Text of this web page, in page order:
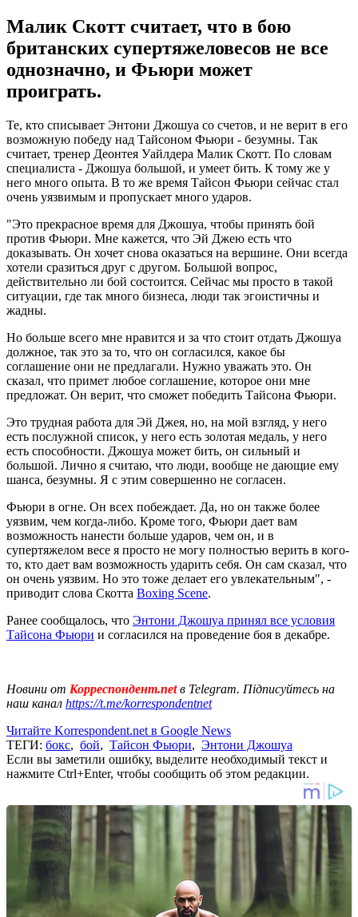
Малик Скотт считает, что в бою
британских супертяжеловесов не все
однозначно, и Фьюри может
проиграть.
Те, кто списывает Энтони Джошуа со счетов, и не верит в его
возможную победу над Тайсоном Фьюри - безумны. Так
считает, тренер Деонтея Уайлдера Малик Скотт. По словам
специалиста - Джошуа большой, и умеет бить. К тому же у
него много опыта. В то же время Тайсон Фьюри сейчас стал
очень уязвимым и пропускает много ударов.
"Это прекрасное время для Джошуа, чтобы принять бой
против Фьюри. Мне кажется, что Эй Джею есть что
доказывать. Он хочет снова оказаться на вершине. Они всегда
хотели сразиться друг с другом. Большой вопрос,
действительно ли бой состоится. Сейчас мы просто в такой
ситуации, где так много бизнеса, люди так эгоистичны и
жадны.
Но больше всего мне нравится и за что стоит отдать Джошуа
должное, так это за то, что он согласился, какое бы
соглашение они не предлагали. Нужно уважать это. Он
сказал, что примет любое соглашение, которое они мне
предложат. Он верит, что сможет победить Тайсона Фьюри.
Это трудная работа для Эй Джея, но, на мой взгляд, у него
есть послужной список, у него есть золотая медаль, у него
есть способности. Джошуа может бить, он сильный и
большой. Лично я считаю, что люди, вообще не дающие ему
шанса, безумны. Я с этим совершенно не согласен.
Фьюри в огне. Он всех побеждает. Да, но он также более
уязвим, чем когда-либо. Кроме того, Фьюри дает вам
возможность нанести больше ударов, чем он, и в
супертяжелом весе я просто не могу полностью верить в кого-
то, кто дает вам возможность ударить себя. Он сам сказал, что
он очень уязвим. Но это тоже делает его увлекательным", -
приводит слова Скотта Boxing Scene.
Ранее сообщалось, что Энтони Джошуа принял все условия
Тайсона Фьюри и согласился на проведение боя в декабре.
Новини от Корреспондент.netв Telegram. Підписуйтесь на
наш канал https://t.me/korrespondentnet
Читайте Korrespondent.net в Google News
ТЕГИ: бокс, бой, Тайсон Фьюри, Энтони Джошуа
Если вы заметили ошибку, выделите необходимый текст и
нажмите Ctrl+Enter, чтобы сообщить об этом редакции.